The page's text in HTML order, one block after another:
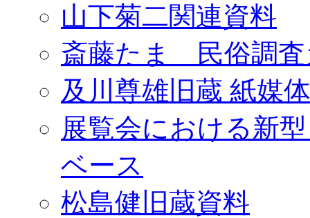
山下菊二関連資料
斎藤たま 民俗調査
及川尊雄旧蔵 紙媒
展覧会における新
ベース
松島健旧蔵資料